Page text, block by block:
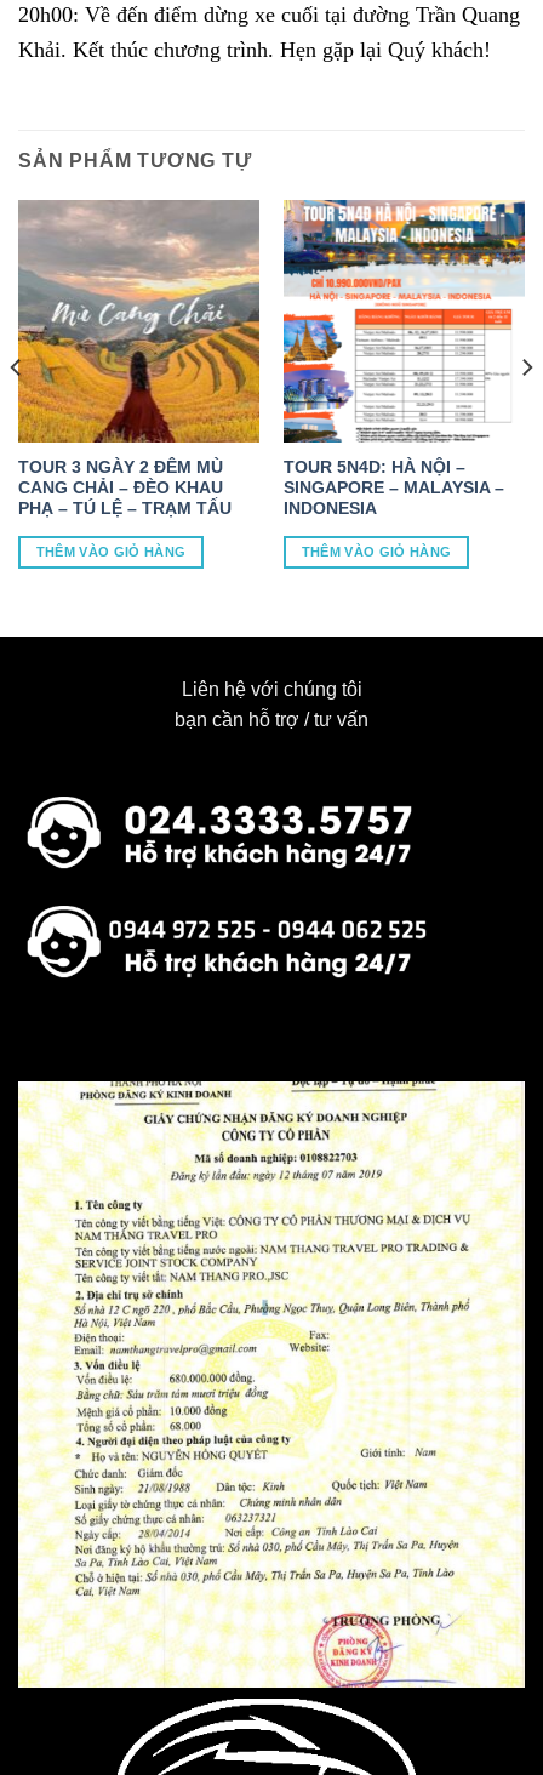
20h00: Về đến điểm dừng xe cuối tại đường Trần Quang
Khải. Kết thúc chương trình. Hẹn gặp lại Quý khách!
SẢN PHẨM TƯƠNG TỰ
TOUR 3 NGÀY 2 ĐÊM MÙ
CANG CHẢI – ĐÈO KHAU
PHẠ – TÚ LỆ – TRẠM TẤU
THÊM VÀO GIỎ HÀNG
TOUR 5N4D: HÀ NỘI –
SINGAPORE – MALAYSIA –
INDONESIA
THÊM VÀO GIỎ HÀNG
Liên hệ với chúng tôi
bạn cần hỗ trợ / tư vấn